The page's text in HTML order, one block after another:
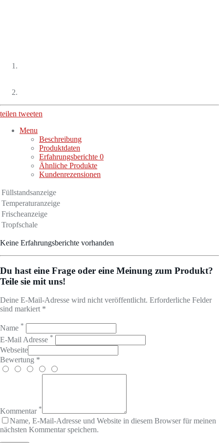
teilen tweeten
Menu
Beschreibung
Produktdaten
Erfahrungsberichte 0
Ähnliche Produkte
Kundenrezensionen
Füllstandsanzeige
Temperaturanzeige
Frischeanzeige
Tropfschale
Keine Erfahrungsberichte vorhanden
Du hast eine Frage oder eine Meinung zum Produkt?
Teile sie mit uns!
Deine E-Mail-Adresse wird nicht veröffentlicht. Erforderliche Felder
sind markiert *
Name *
E-Mail Adresse *
Webseite
Bewertung *
Kommentar *
Name, E-Mail-Adresse und Website in diesem Browser für meinen
nächsten Kommentar speichern.